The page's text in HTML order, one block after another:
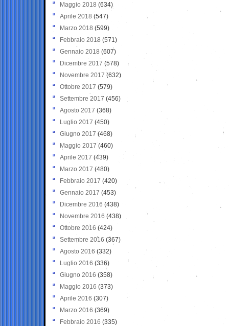
Maggio 2018 (634)
Aprile 2018 (547)
Marzo 2018 (599)
Febbraio 2018 (571)
Gennaio 2018 (607)
Dicembre 2017 (578)
Novembre 2017 (632)
Ottobre 2017 (579)
Settembre 2017 (456)
Agosto 2017 (368)
Luglio 2017 (450)
Giugno 2017 (468)
Maggio 2017 (460)
Aprile 2017 (439)
Marzo 2017 (480)
Febbraio 2017 (420)
Gennaio 2017 (453)
Dicembre 2016 (438)
Novembre 2016 (438)
Ottobre 2016 (424)
Settembre 2016 (367)
Agosto 2016 (332)
Luglio 2016 (336)
Giugno 2016 (358)
Maggio 2016 (373)
Aprile 2016 (307)
Marzo 2016 (369)
Febbraio 2016 (335)